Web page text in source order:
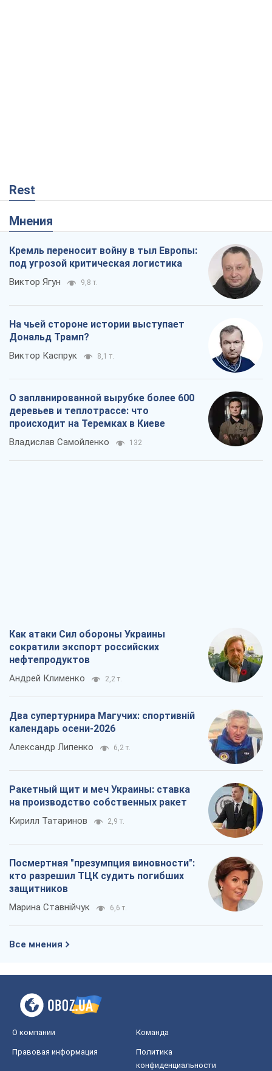
Rest
Мнения
Кремль переносит войну в тыл Европы:
под угрозой критическая логистика
Виктор Ягун 9,8 т.
На чьей стороне истории выступает
Дональд Трамп?
Виктор Каспрук 8,1 т.
О запланированной вырубке более 600
деревьев и теплотрассе: что
происходит на Теремках в Киеве
Владислав Самойленко 132
Как атаки Сил обороны Украины
сократили экспорт российских
нефтепродуктов
Андрей Клименко 2,2 т.
Два супертурнира Магучих: спортивній
календарь осени-2026
Александр Липенко 6,2 т.
Ракетный щит и меч Украины: ставка
на производство собственных ракет
Кирилл Татаринов 2,9 т.
Посмертная "презумпция виновности":
кто разрешил ТЦК судить погибших
защитников
Марина Ставнійчук 6,6 т.
Все мнения
О компании Команда
Правовая информация
Политика
конфиденциальности